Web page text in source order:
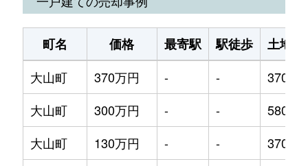
町名 価格 最寄駅 駅徒歩
土地面
大山町
370万円 - -
370m²
大山町
300万円 - -
580m²
大山町
130万円 - -
370m²